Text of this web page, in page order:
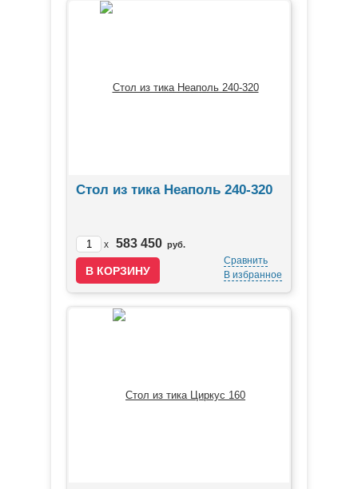
Стол из тика Неаполь 240-320
x 583 450 руб.
Сравнить
В избранное